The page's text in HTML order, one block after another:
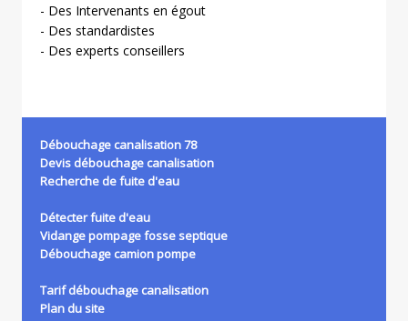
- Des Intervenants en égout
- Des standardistes
- Des experts conseillers
Débouchage canalisation 78
Devis débouchage canalisation
Recherche de fuite d'eau
Détecter fuite d'eau
Vidange pompage fosse septique
Débouchage camion pompe
Tarif débouchage canalisation
Plan du site